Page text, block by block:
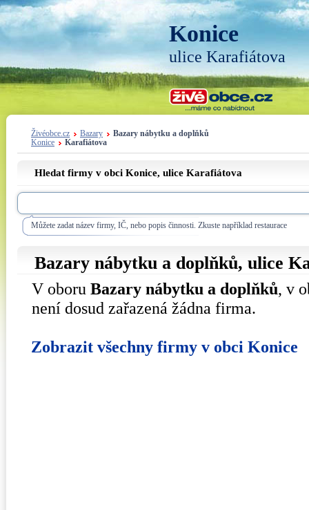
Konice
ulice Karafiátova
Živéobce.cz Bazary
Bazary nábytku a doplňků
Konice
Karafiátova
Hledat firmy v obci Konice, ulice Karafiátova
Můžete zadat název firmy, IČ, nebo popis činnosti. Zkuste například restaurace
Bazary nábytku a doplňků, ulice
V oboru Bazary nábytku a doplňků, v
není dosud zařazená žádna firma.
Zobrazit všechny firmy v obci Konice